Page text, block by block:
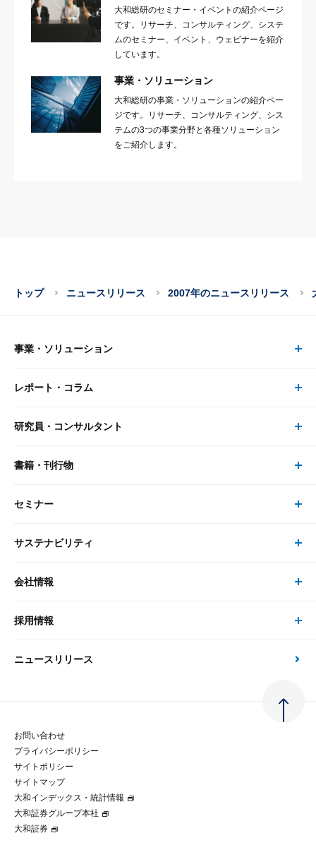
大和総研のセミナー・イベントの紹介ページ
です。リサーチ、コンサルティング、システ
ムのセミナー、イベント、ウェビナーを紹介
しています。
事業・ソリューション
大和総研の事業・ソリューションの紹介ペー
ジです。リサーチ、コンサルティング、シス
テムの3つの事業分野と各種ソリューション
をご紹介します。
トップ ニュースリリース 2007年のニュースリリース
事業・ソリューション
事業・ソリューション トップ
リサーチ
大和総研の強み
先端テクノロジーに基づく新たな価値の創出
レポート・コラム
レポート・コラム トップ
最新のレポート・コラム
政策分析
金融経済教育等
テクノロジーレポート
コラム
研究員・コンサルタント
研究員・コンサルタント トップ
研究員
書籍・刊行物
書籍・刊行物 トップ
書籍
セミナー
セミナー トップ
現在受付中のセミナー・イベント
サステナビリティ
サステナビリティの取り組み
次世代社会への貢献
マルチステークホルダー方針
パートナーシップ構築宣言
会社情報
会社情報 トップ
会社概要・役員一覧
大和総研の歩み
グループ会社
採用情報
採用情報 トップ
経験者採用
ニュースリリース
お問い合わせ
プライバシーポリシー
サイトポリシー
サイトマップ
大和インデックス・統計情報
大和証券グループ本社
大和証券